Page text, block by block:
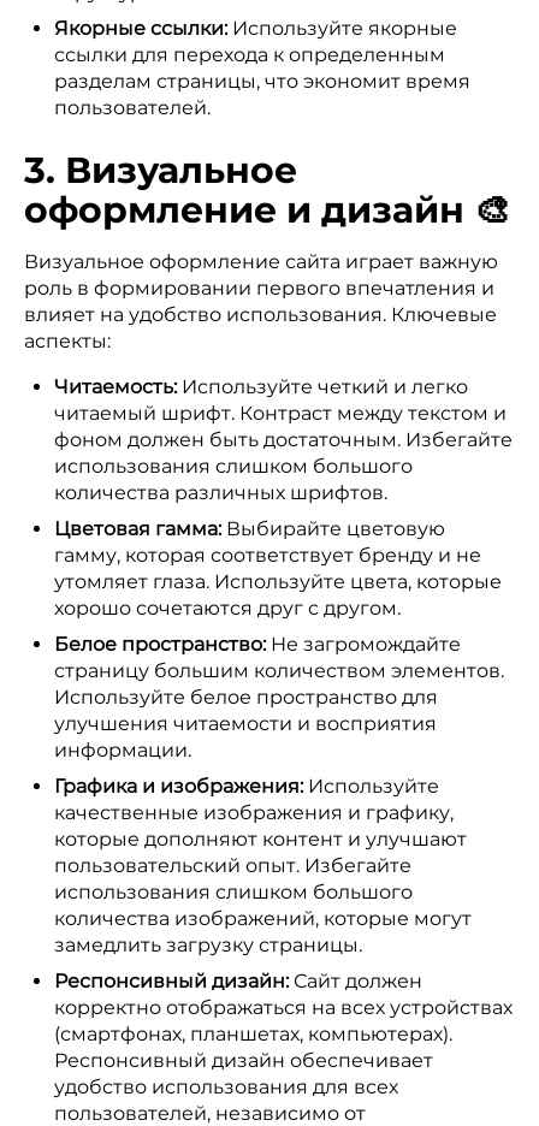
Якорные ссылки:Используйте якорные
ссылки для перехода к определенным
разделам страницы, что экономит время
пользователей.
3. Визуальное
оформление и дизайн 🎨
Визуальное оформление сайта играет важную
роль в формировании первого впечатления и
влияет на удобство использования. Ключевые
аспекты:
Читаемость:Используйте четкий и легко
читаемый шрифт. Контраст между текстом и
фоном должен быть достаточным. Избегайте
использования слишком большого
количества различных шрифтов.
Цветовая гамма:Выбирайте цветовую
гамму, которая соответствует бренду и не
утомляет глаза. Используйте цвета, которые
хорошо сочетаются друг с другом.
Белое пространство:Не загромождайте
страницу большим количеством элементов.
Используйте белое пространство для
улучшения читаемости и восприятия
информации.
Графика и изображения:Используйте
качественные изображения и графику,
которые дополняют контент и улучшают
пользовательский опыт. Избегайте
использования слишком большого
количества изображений, которые могут
замедлить загрузку страницы.
Респонсивный дизайн:Сайт должен
корректно отображаться на всех устройствах
(смартфонах, планшетах, компьютерах).
Респонсивный дизайн обеспечивает
удобство использования для всех
пользователей, независимо от